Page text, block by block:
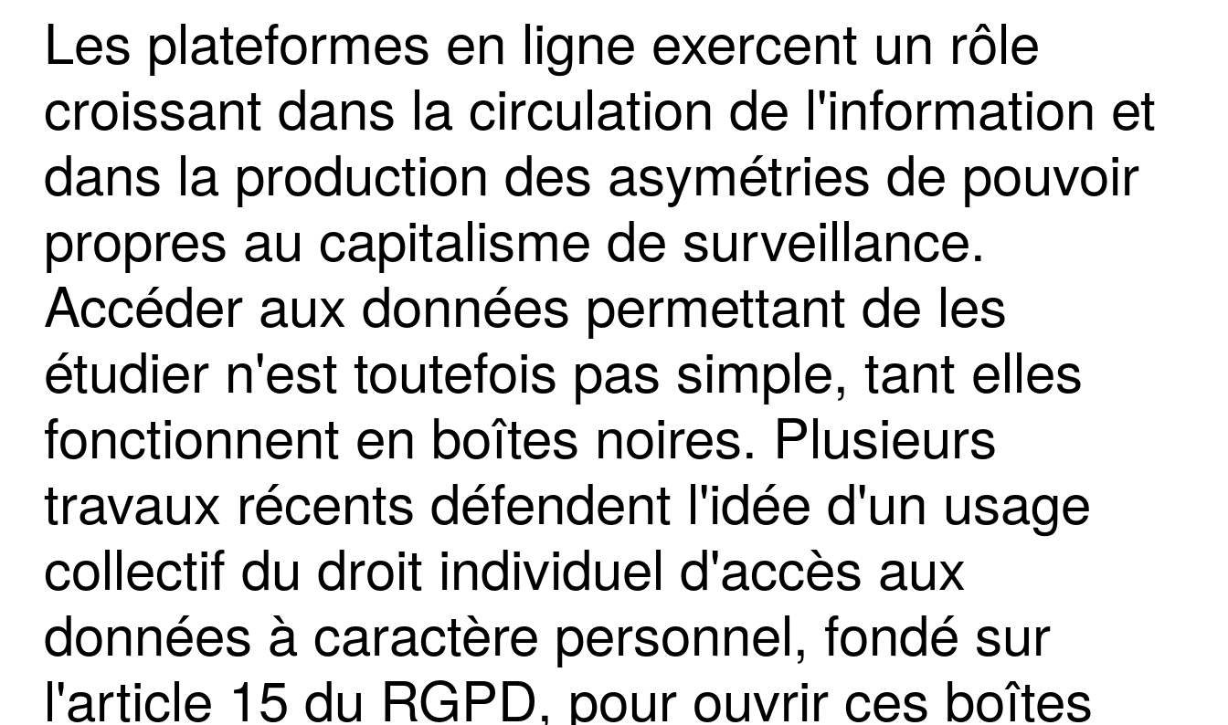
Les plateformes en ligne exercent un rôle
croissant dans la circulation de l'information et
dans la production des asymétries de pouvoir
propres au capitalisme de surveillance.
Accéder aux données permettant de les
étudier n'est toutefois pas simple, tant elles
fonctionnent en boîtes noires. Plusieurs
travaux récents défendent l'idée d'un usage
collectif du droit individuel d'accès aux
données à caractère personnel, fondé sur
l'article 15 du RGPD, pour ouvrir ces boîtes